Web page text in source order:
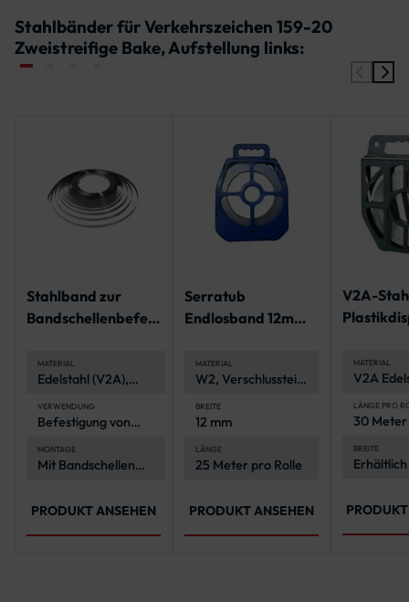
Stahlbänder für Verkehrszeichen 159-20
Zweistreifige Bake, Aufstellung links:
Stahlband zur
Bandschellenbefest
MATERIAL
Edelstahl (V2A),
und langlebig
VERWENDUNG
Befestigung von
Rohrpfosten
MONTAGE
Mit Bandschellen
PRODUKT ANSEHEN
Serratub
Endlosband 12mm,
Rolle
MATERIAL
W2, Verschlussteile
BREITE
12 mm
LÄNGE
25 Meter pro Rolle
PRODUKT ANSEHEN
V2A-
MATERIAL
V2A
und
LÄNGE PRO
30 Meter
BREITE
Erhältlich